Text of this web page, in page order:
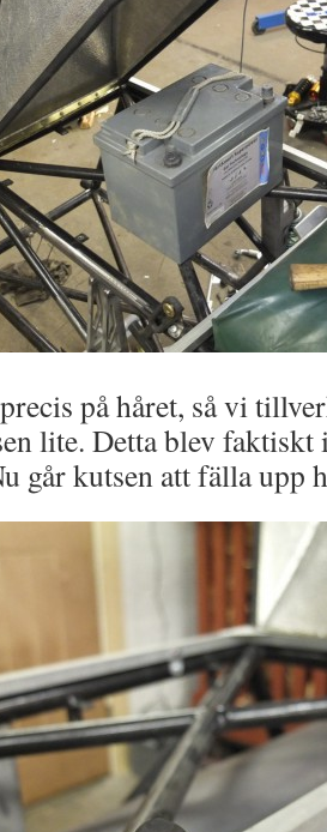
på håret, så vi
lite. Detta blev faktiskt
går kutsen att fälla upp